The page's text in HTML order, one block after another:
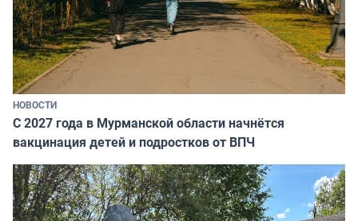
НОВОСТИ
С 2027 года в Мурманской области начнётся
вакцинация детей и подростков от ВПЧ